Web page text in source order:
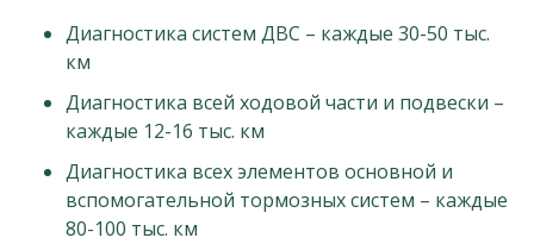
Диагностика систем ДВС – каждые 30-50 тыс.
км
Диагностика всей ходовой части и подвески –
каждые 12-16 тыс. км
Диагностика всех элементов основной и
вспомогательной тормозных систем – каждые
80-100 тыс. км